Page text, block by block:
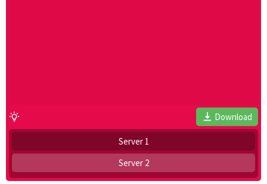
Download
Server 1
Server 2